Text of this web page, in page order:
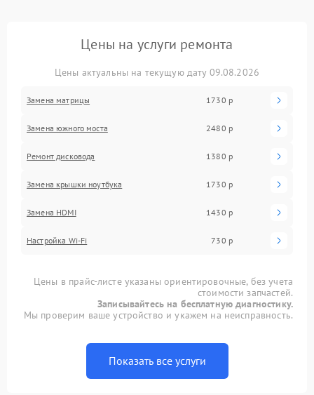
Цены на услуги ремонта
Цены актуальны на текущую дату 09.08.2026
Замена матрицы 1730 р
Замена южного моста 2480 р
Ремонт дисковода 1380 р
Замена крышки ноутбука 1730 р
Замена HDMI 1430 р
Настройка Wi-Fi 730 р
Цены в прайс-листе указаны ориентировочные, без учета
стоимости запчастей.
Записывайтесь на бесплатную диагностику.
Мы проверим ваше устройство и укажем на неисправность.
Показать все услуги